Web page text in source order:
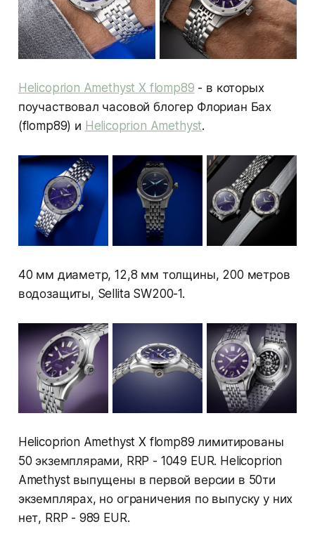
Helicoprion Amethyst X flomp89 - в которых
поучаствовал часовой блогер Флориан Бах
(flomp89) и Helicoprion Amethyst.
40 мм диаметр, 12,8 мм толщины, 200 метров
водозащиты, Sellita SW200-1.
Helicoprion Amethyst X flomp89 лимитированы
50 экземплярами, RRP - 1049 EUR. Helicoprion
Amethyst выпущены в первой версии в 50ти
экземплярах, но ограничения по выпуску у них
нет, RRP - 989 EUR.